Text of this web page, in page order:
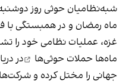
شبه‌نظامیان حوثی روز دوشنبه
ماه رمضان و در همبستگی
غزه، عملیات نظامی خود را
ماه‌ها حملات حوثی‌ها
در
جهانی را مختل کرده و